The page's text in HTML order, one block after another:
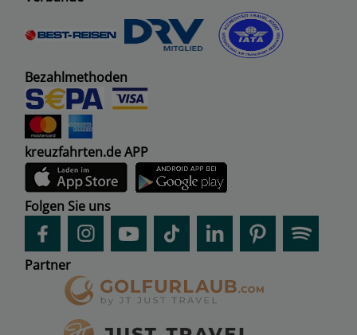
Bezahlmethoden
kreuzfahrten.de APP
Folgen Sie uns
Partner